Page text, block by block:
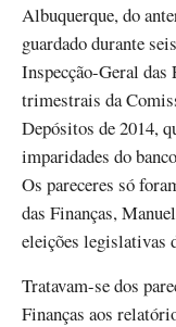
Albuquerque, do
guardado durante
Inspecção-Geral
trimestrais da
Depósitos de 2014,
imparidades do
Os pareceres só
das Finanças,
eleições legislativas
Tratavam-se dos
Finanças aos